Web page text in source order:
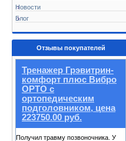
Новости
Блог
Отзывы покупателей
Тренажер Грэвитрин-
комфорт плюс Вибро
ОРТО с
ортопедическим
подголовником, цена
223750.00 руб.
Получил травму позвоночника. У